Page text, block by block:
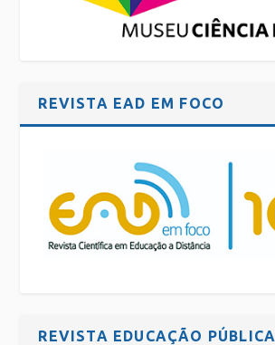
REVISTA EAD EM FOCO
REVISTA EDUCAÇÃO PÚBLICA